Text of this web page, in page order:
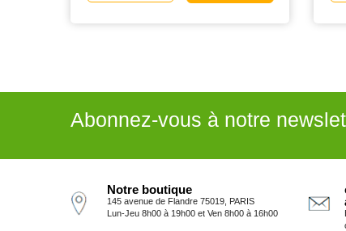
Abonnez-vous à notre
Notre boutique
145 avenue de Flandre 75019, PARIS
Lun-Jeu 8h00 à 19h00 et Ven 8h00 à 16h00